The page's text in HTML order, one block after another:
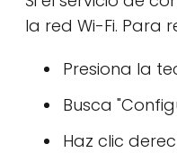
la red Wi-Fi. Para
Presiona la
Busca
Haz clic